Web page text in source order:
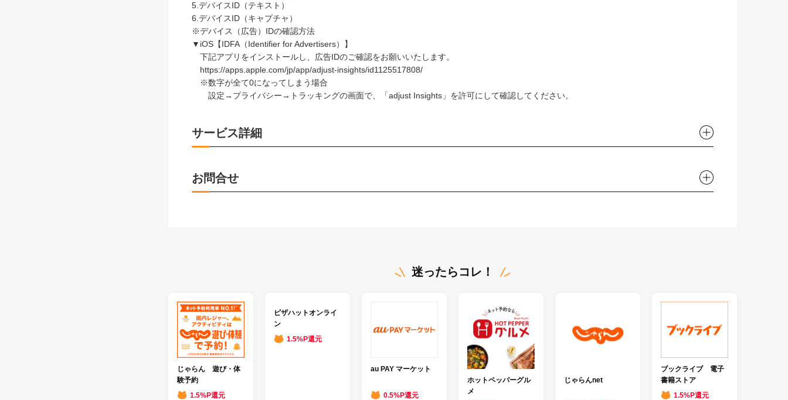
5.デバイスID（テキスト）
6.デバイスID（キャプチャ）
※デバイス（広告）IDの確認方法
▼iOS【IDFA（Identifier for Advertisers）】
下記アプリをインストールし、広告IDのご確認をお願いいたします。
https://apps.apple.com/jp/app/adjust-insights/id1125517808/
※数字が全て0になってしまう場合
設定→プライバシー→トラッキングの画面で、「adjust Insights」を許可にして確認してください。
サービス詳細
お問合せ
迷ったらコレ！
じゃらん 遊び・体
験予約
1.5%P還元
ピザハットオンライ
ン
1.5%P還元
au PAY マーケット
0.5%P還元
ホットペッパーグル
メ
じゃらんnet
ブックライブ 電子
書籍ストア
1.5%P還元